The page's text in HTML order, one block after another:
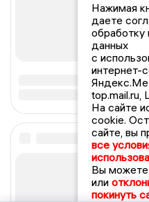
Нажимая
даете
обработку
данных
с
интернет-
top.mail.ru,
На сайте
cookie.
сайте, вы
все
Вы можете
или
покинуть